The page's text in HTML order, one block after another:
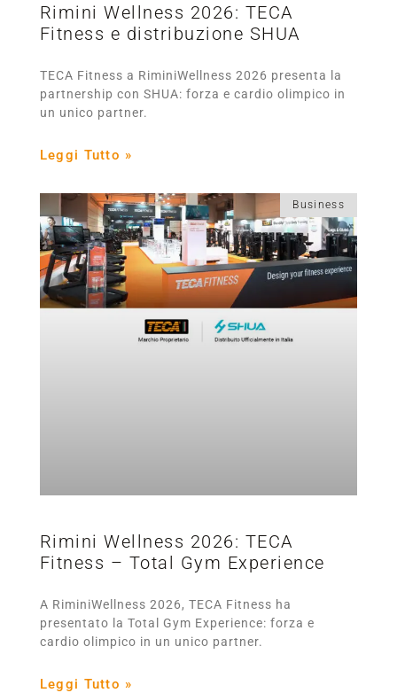
Rimini Wellness 2026: TECA
Fitness e distribuzione SHUA
TECA Fitness a RiminiWellness 2026 presenta la
partnership con SHUA: forza e cardio olimpico in
un unico partner.
Leggi Tutto »
Business
Rimini Wellness 2026: TECA
Fitness – Total Gym Experience
A RiminiWellness 2026, TECA Fitness ha
presentato la Total Gym Experience: forza e
cardio olimpico in un unico partner.
Leggi Tutto »